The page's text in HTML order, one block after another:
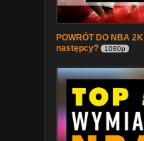
POWRÓT DO NBA
następcy?
1080p